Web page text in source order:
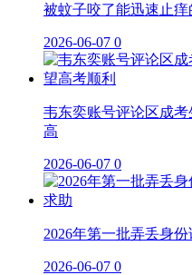
被蚊子咬了能迅速止
2026-06-07 0
韦东奕账号评论区成
高
2026-06-07 0
2026年第一批弄丢身
2026-06-07 0